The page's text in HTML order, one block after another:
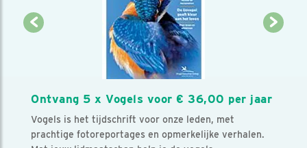
Ontvang 5 x Vogels voor € 36,00 per jaar
Vogels is het tijdschrift voor onze leden, met
prachtige fotoreportages en opmerkelijke verhalen.